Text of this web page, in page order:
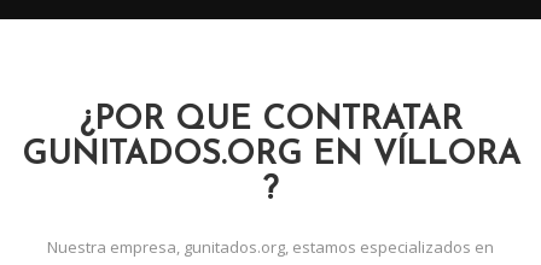
¿POR QUE CONTRATAR
GUNITADOS.ORG EN VÍLLORA
?
Nuestra empresa, gunitados.org, estamos especializados en